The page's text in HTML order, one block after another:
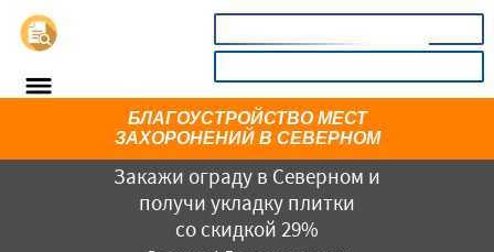
Закажи ограду в Северном и
получи укладку плитки
со скидкой 29%
БЛАГОУCТРОЙСТВО МЕСТ
ЗАХОРОНЕНИЙ В СЕВЕРНОМ